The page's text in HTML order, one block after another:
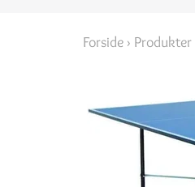
Forside › Produkter